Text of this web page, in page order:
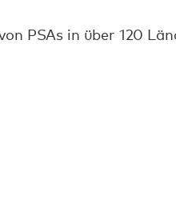
PSAs in über 120